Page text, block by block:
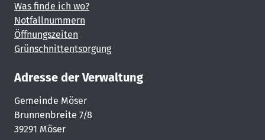
Was finde ich wo?
Notfallnummern
Öffnungszeiten
Grünschnittentsorgung
Adresse der Verwaltung
Gemeinde Möser
Brunnenbreite 7/8
39291 Möser